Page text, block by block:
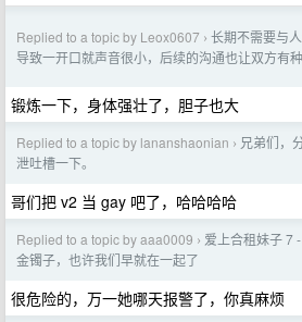
Replied to a topic by Leox0607 › 长期不需要与
导致一开口就声音很小，后续的沟通也让双方有
锻炼一下，身体强壮了，胆子也大
Replied to a topic by lananshaonian › 兄弟们，
泄吐槽一下。
哥们把 v2 当 gay 吧了，哈哈哈哈
Replied to a topic by aaa0009 › 爱上合租妹子 7
金镯子，也许我们早就在一起了
很危险的，万一她哪天报警了，你真麻烦